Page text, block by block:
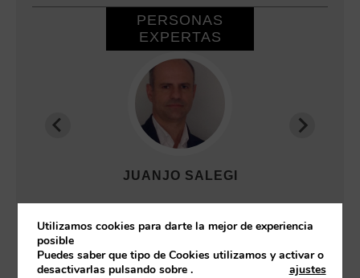
PERSONAS
EXPERTAS
JUANJO SALEGI
SECTORES:
Recursos Humanos
Utilizamos cookies para darte la mejor de experiencia
posible
Puedes saber que tipo de Cookies utilizamos y activar o
desactivarlas pulsando sobre
ajustes
.